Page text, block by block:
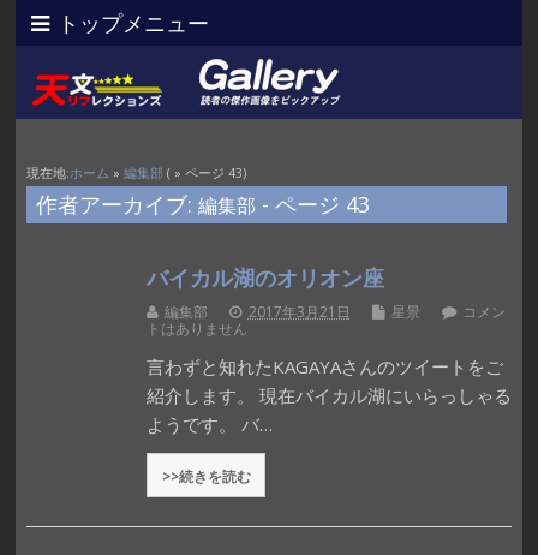
トップメニュー
現在地:ホーム » 編集部( » ページ 43)
作者アーカイブ: 編集部 - ページ 43
バイカル湖のオリオン座
編集部 2017年3月21日 星景
コメン
トはありません
言わずと知れたKAGAYAさんのツイートをご
紹介します。 現在バイカル湖にいらっしゃる
ようです。 バ…
>>続きを読む